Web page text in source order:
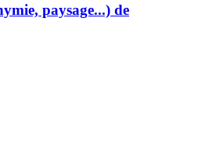
paysage...) de